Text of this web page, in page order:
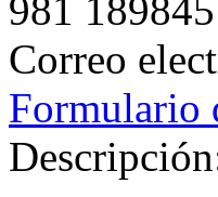
981 189845
Correo
Formulario